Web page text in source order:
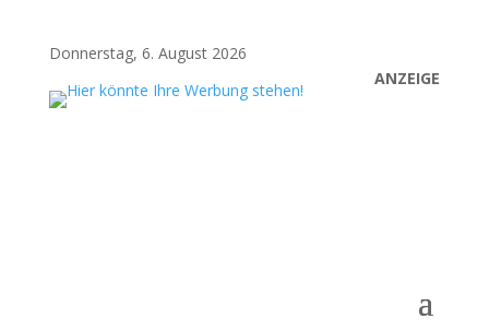
Donnerstag, 6. August 2026
ANZEIGE